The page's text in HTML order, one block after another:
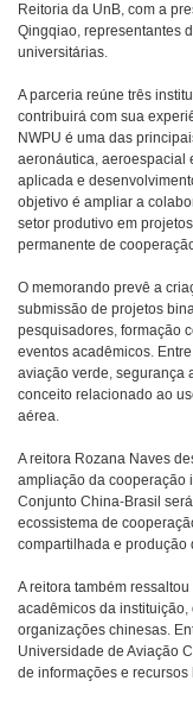
Reitoria da UnB, com a
Qingqiao, representantes
universitárias.
A parceria reúne três
contribuirá com sua
NWPU é uma das
aeronáutica, aeroespacial
aplicada e
objetivo é ampliar a
setor produtivo em
permanente de
O memorando prevê a
submissão de projetos
pesquisadores, formação
eventos acadêmicos.
aviação verde, segurança
conceito relacionado ao
aérea.
A reitora Rozana Naves
ampliação da cooperação
Conjunto China-Brasil
ecossistema de
compartilhada e produção
A reitora também
acadêmicos da
organizações chinesas.
Universidade de Aviação
de informações e